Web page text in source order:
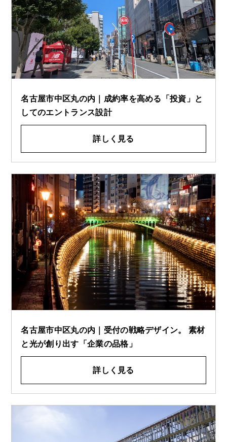
名古屋市中区丸の内｜成約率を高める「投資」と
してのエントランス設計
詳しく見る
名古屋市中区丸の内｜受付の戦略デザイン。 素材
と光が創り出す「企業の品格」
詳しく見る